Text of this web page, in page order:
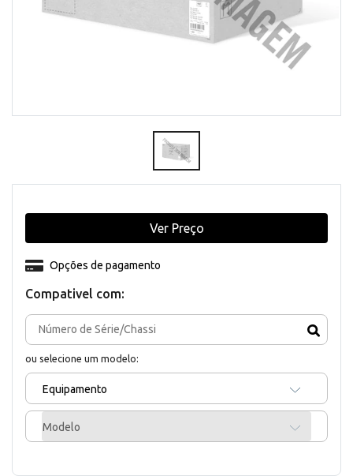
Compativel com:
ou selecione um modelo:
Equipamento
Modelo
Opções de pagamento
Ver Preço